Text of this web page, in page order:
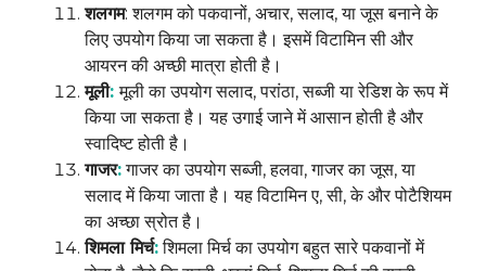
शलगम: शलगम को पकवानों, अचार, सलाद, या जूस बनाने के
लिए उपयोग किया जा सकता है। इसमें विटामिन सी और
आयरन की अच्छी मात्रा होती है।
मूली:मूली का उपयोग सलाद, परांठा, सब्जी या रेडिश के रूप में
किया जा सकता है। यह उगाई जाने में आसान होती है और
स्वादिष्ट होती है।
गाजर:गाजर का उपयोग सब्जी, हलवा, गाजर का जूस, या
सलाद में किया जाता है। यह विटामिन ए, सी, के और पोटैशियम
का अच्छा स्रोत है।
शिमला मिर्च:शिमला मिर्च का उपयोग बहुत सारे पकवानों में